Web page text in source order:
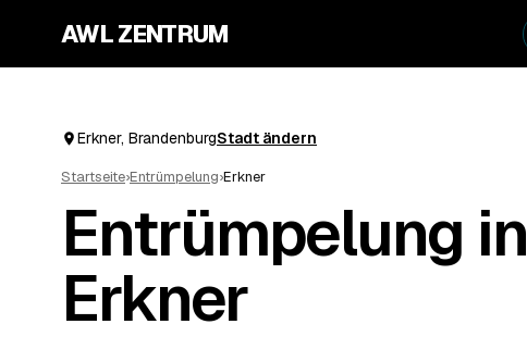
AWL ZENTRUM
Erkner, BrandenburgStadt ändern
Startseite›Entrümpelung›Erkner
Entrümpelung in
Erkner